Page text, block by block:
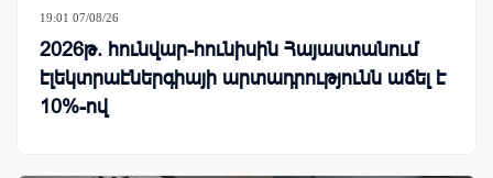
19:01 07/08/26
2026թ. հունվար-հունիսին Հայաստանում
էլեկտրաէներգիայի արտադրությունն աճել է
10%-ով